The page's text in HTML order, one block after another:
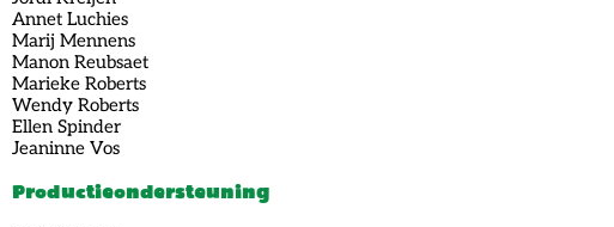
Annet Luchies
Marij Mennens
Manon Reubsaet
Marieke Roberts
Wendy Roberts
Ellen Spinder
Jeaninne Vos
Productieondersteuning